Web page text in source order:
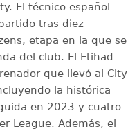
El técnico español
tras diez
etapa en la que se
del club. El Etihad
que llevó al City
la histórica
en 2023 y cuatro
League. Además, el